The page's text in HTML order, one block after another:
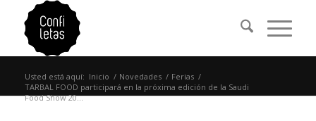
Usted está aquí: Inicio / Novedades / Ferias /
TARBAL FOOD participará en la próxima edición de la Saudi
Food Show 20...